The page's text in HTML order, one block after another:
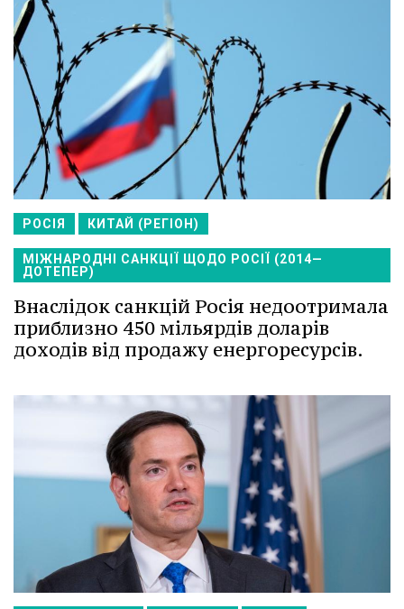
РОСІЯ КИТАЙ (РЕГІОН)
МІЖНАРОДНІ САНКЦІЇ ЩОДО РОСІЇ (2014—
ДОТЕПЕР)
Внаслідок санкцій Росія недоотримала
приблизно 450 мільярдів доларів
доходів від продажу енергоресурсів.